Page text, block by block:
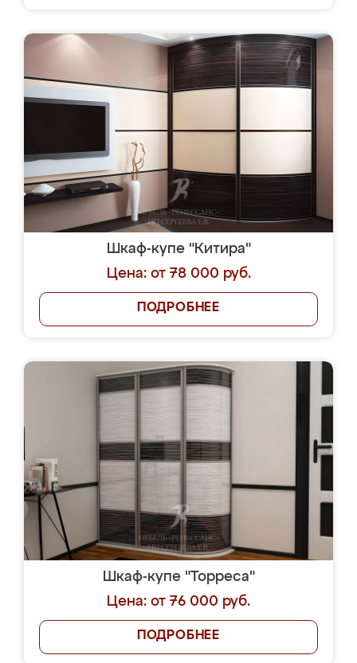
Шкаф-купе "Китира"
Цена: от 78 000 руб.
ПОДРОБНЕЕ
Шкаф-купе "Торреса"
Цена: от 76 000 руб.
ПОДРОБНЕЕ